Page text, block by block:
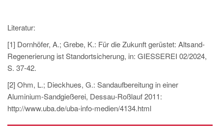
Literatur:
[1] Dornhöfer, A.; Grebe, K.: Für die Zukunft gerüstet: Altsand-
Regenerierung ist Standortsicherung, in: GIESSEREI 02/2024,
S. 37-42.
[2] Ohm, L.; Dieckhues, G.: Sandaufbereitung in einer
Aluminium-Sandgießerei, Dessau-Roßlauf 2011:
http://www.uba.de/uba-info-medien/4134.html